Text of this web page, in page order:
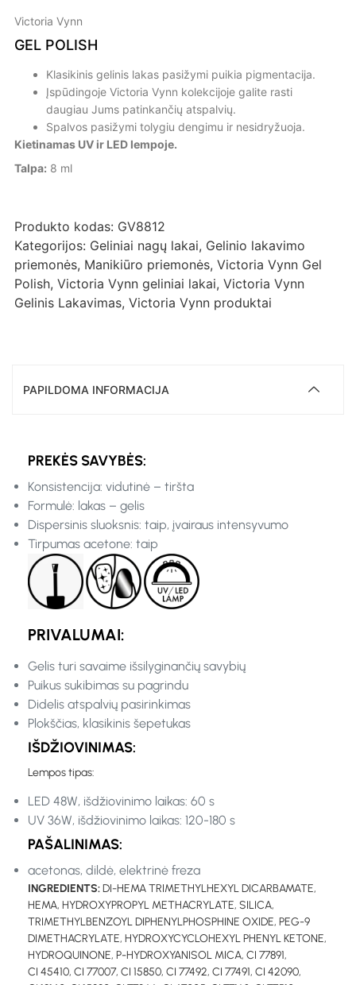
Victoria Vynn
GEL POLISH
Klasikinis gelinis lakas pasižymi puikia pigmentacija.
Įspūdingoje Victoria Vynn kolekcijoje galite rasti
daugiau Jums patinkančių atspalvių.
Spalvos pasižymi tolygiu dengimu ir nesidryžuoja.
Kietinamas UV ir LED lempoje.
Talpa: 8 ml
Produkto kodas: GV8812
Kategorijos: Geliniai nagų lakai, Gelinio lakavimo
priemonės, Manikiūro priemonės, Victoria Vynn Gel
Polish, Victoria Vynn geliniai lakai, Victoria Vynn
Gelinis Lakavimas, Victoria Vynn produktai
PAPILDOMA INFORMACIJA
PREKĖS SAVYBĖS:
Konsistencija: vidutinė – tiršta
Formulė: lakas – gelis
Dispersinis sluoksnis: taip, įvairaus intensyvumo
Tirpumas acetone: taip
PRIVALUMAI:
Gelis turi savaime išsilyginančių savybių
Puikus sukibimas su pagrindu
Didelis atspalvių pasirinkimas
Plokščias, klasikinis šepetukas
IŠDŽIOVINIMAS:
Lempos tipas:
LED 48W, išdžiovinimo laikas: 60 s
UV 36W, išdžiovinimo laikas: 120-180 s
PAŠALINIMAS:
acetonas, dildė, elektrinė freza
INGREDIENTS:DI-HEMA TRIMETHYLHEXYL DICARBAMATE,
HEMA, HYDROXYPROPYL METHACRYLATE, SILICA,
TRIMETHYLBENZOYL DIPHENYLPHOSPHINE OXIDE, PEG-9
DIMETHACRYLATE, HYDROXYCYCLOHEXYL PHENYL KETONE,
HYDROQUINONE, P-HYDROXYANISOL MICA, CI 77891,
CI 45410, CI 77007, CI 15850, CI 77492, CI 77491, CI 42090,